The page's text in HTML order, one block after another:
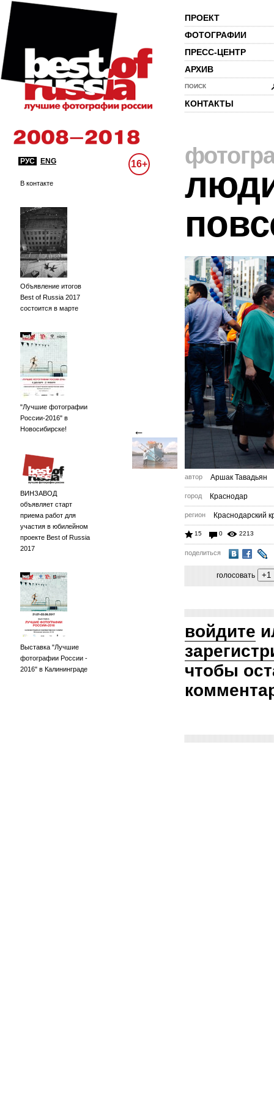
ПРОЕКТ
ФОТОГРАФИИ
ПРЕСС-ЦЕНТР
АРХИВ
ПОИСК
КОНТАКТЫ
РУС ENG 16+
В контакте
Объявление итогов
Best of Russia 2017
состоится в марте
"Лучшие фотографии
России-2016" в
Новосибирске!
ВИНЗАВОД
объявляет старт
приема работ для
участия в юбилейном
проекте Best of Russia
2017
Выставка "Лучшие
фотографии России -
2016" в Калининграде
←
автор Аршак Тавадьян
город Краснодар
регион Краснодарский
15 0 2213
поделиться
голосовать
войдите
чтобы